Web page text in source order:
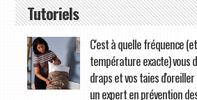
Tutoriels
C'est à quelle fréquence
température exacte) vous
draps et vos taies
un expert en prévention